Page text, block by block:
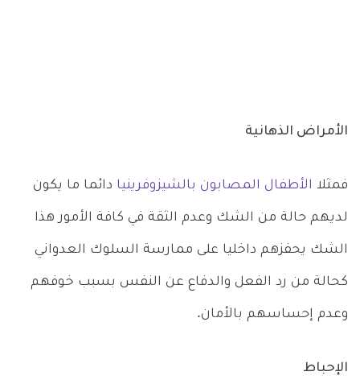
الأمراض الذهانية
فمثلا الأطفال المصابون بالشيزوفرينيا دائما ما يكون
لديهم حالة من الشك وعدم الثقة في كافة الأمور هذا
الشك يحفزهم داخليا على ممارسة السلوك العدواني
كحالة من رد الفعل والدفاع عن النفس بسبب خوفهم
وعدم إحساسهم بالأمان.
الإحباط